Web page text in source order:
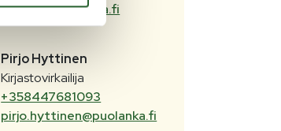
kirjasto@puolanka.fi
PirjoHyttinen
Kirjastovirkailija
+358447681093
pirjo.hyttinen@puolanka.fi